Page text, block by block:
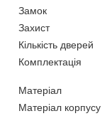
Замок
Захист
Кількість дверей
Комплектація
Матеріал
Матеріал корпусу